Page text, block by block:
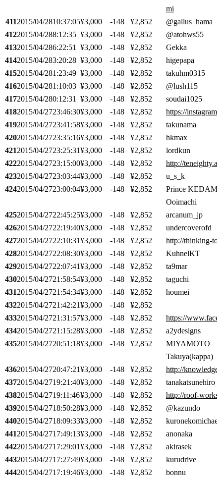
mi
4112015/04/2810:37:05¥3,000 -148 ¥2,852
@gallus_hama
4122015/04/288:12:35 ¥3,000 -148 ¥2,852
@atohws55
4132015/04/286:22:51 ¥3,000 -148 ¥2,852
Gekka
4142015/04/283:20:28 ¥3,000 -148 ¥2,852
higepapa
4152015/04/281:23:49 ¥3,000 -148 ¥2,852
takuhm0315
4162015/04/281:10:03 ¥3,000 -148 ¥2,852
@lush115
4172015/04/280:12:31 ¥3,000 -148 ¥2,852
soudai1025
4182015/04/2723:46:30¥3,000 -148 ¥2,852
https://
4192015/04/2723:41:58¥3,000 -148 ¥2,852
takunama
4202015/04/2723:35:16¥3,000 -148 ¥2,852
hkmax
4212015/04/2723:25:31¥3,000 -148 ¥2,852
lordkun
4222015/04/2723:15:00¥3,000 -148 ¥2,852
http://
4232015/04/2723:03:44¥3,000 -148 ¥2,852
u_s_k
4242015/04/2723:00:04¥3,000 -148 ¥2,852
Prince
Ooimachi
4252015/04/2722:45:25¥3,000 -148 ¥2,852
arcanum_jp
4262015/04/2722:19:40¥3,000 -148 ¥2,852
undercoverofd
4272015/04/2722:10:31¥3,000 -148 ¥2,852
http://thinking-
4282015/04/2722:08:30¥3,000 -148 ¥2,852
KuhnelKT
4292015/04/2722:07:41¥3,000 -148 ¥2,852
ta9mar
4302015/04/2721:58:54¥3,000 -148 ¥2,852
taguchi
4312015/04/2721:54:34¥3,000 -148 ¥2,852
houmei
4322015/04/2721:42:21¥3,000 -148
¥2,852
4332015/04/2721:31:57¥3,000 -148 ¥2,852
https://
4342015/04/2721:15:28¥3,000 -148 ¥2,852
a2ydesigns
4352015/04/2720:51:18¥3,000 -148 ¥2,852
MIYAMOTO
Takuya(kappa)
4362015/04/2720:47:21¥3,000 -148 ¥2,852
http://
4372015/04/2719:21:40¥3,000 -148 ¥2,852
tanakatsunehiro
4382015/04/2719:11:46¥3,000 -148 ¥2,852
http://roof-
4392015/04/2718:50:28¥3,000 -148 ¥2,852
@kazundo
4402015/04/2718:09:33¥3,000 -148 ¥2,852
kuronekomichael
4412015/04/2717:49:13¥3,000 -148 ¥2,852
anonaka
4422015/04/2717:29:01¥3,000 -148 ¥2,852
akirasek
4432015/04/2717:27:49¥3,000 -148 ¥2,852
kurudrive
4442015/04/2717:19:46¥3,000 -148 ¥2,852
bonnu